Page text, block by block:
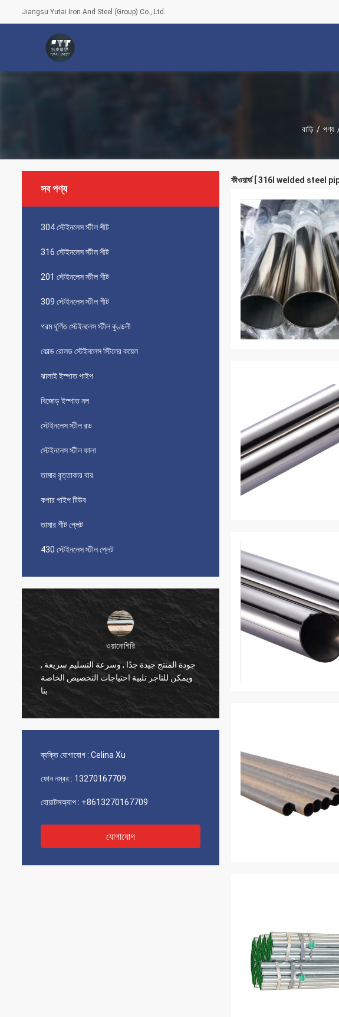
Jiangsu Yutai Iron And Steel (Group) Co., Ltd.
বাড়ি / পণ্য
সব পণ্য
304 স্টেইনলেস স্টীল শীট
316 স্টেইনলেস স্টীল শীট
201 স্টেইনলেস স্টীল শীট
309 স্টেইনলেস স্টীল শীট
গরম ঘূর্ণিত স্টেইনলেস স্টীল কুণ্ডলী
কোল্ড রোলড স্টেইনলেস স্টিলের কয়েল
ঝালাই ইস্পাত পাইপ
বিজোড় ইস্পাত নল
স্টেইনলেস স্টীল রড
স্টেইনলেস স্টীল ফালা
তামার বৃত্তাকার বার
কপার পাইপ টিউব
তামার শীট প্লেট
430 স্টেইনলেস স্টীল প্লেট
ওয়ানোগিরি
جودة المنتج جيدة جدًا , وسرعة التسليم سريعة ,
ويمكن للتاجر تلبية احتياجات التخصيص الخاصة
بنا
পণ্যের গুণমান রয়েছে
ব্যক্তি যোগাযোগ : Celina Xu
ফোন নম্বর : 13270167709
হোয়াটসঅ্যাপ : +8613270167709
যোগাযোগ
কীওয়ার্ড [ 316l welded steel